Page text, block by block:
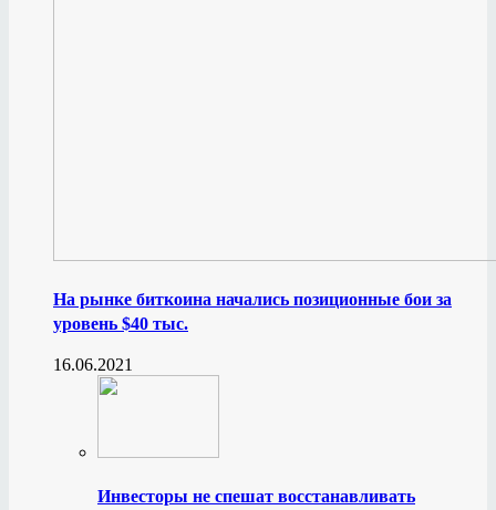
На рынке биткоина начались позиционные бои за
уровень $40 тыс.
16.06.2021
Инвесторы не спешат восстанавливать